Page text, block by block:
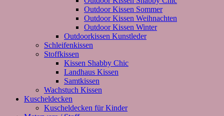
Outdoor Kissen Sommer
Outdoor Kissen Weihnachten
Outdoor Kissen Winter
Outdoorkissen Kunstleder
Schleifenkissen
Stoffkissen
Kissen Shabby Chic
Landhaus Kissen
Samtkissen
Wachstuch Kissen
Kuscheldecken
Kuscheldecken für Kinder